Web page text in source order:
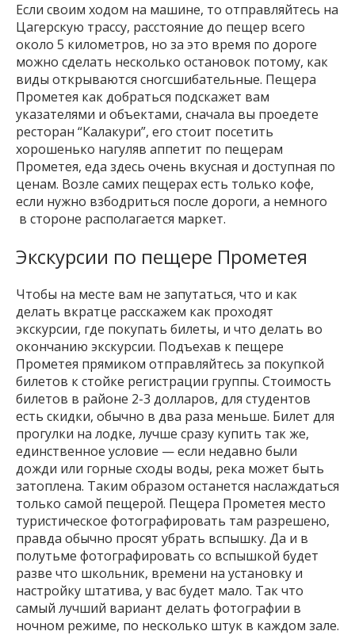
Если своим ходом на машине, то отправляйтесь на
Цагерскую трассу, расстояние до пещер всего
около 5 километров, но за это время по дороге
можно сделать несколько остановок потому, как
виды открываются сногсшибательные. Пещера
Прометея как добраться подскажет вам
указателями и объектами, сначала вы проедете
ресторан “Калакури”, его стоит посетить
хорошенько нагуляв аппетит по пещерам
Прометея, еда здесь очень вкусная и доступная по
ценам. Возле самих пещерах есть только кофе,
если нужно взбодриться после дороги, а немного
в стороне располагается маркет.
Экскурсии по пещере Прометея
Чтобы на месте вам не запутаться, что и как
делать вкратце расскажем как проходят
экскурсии, где покупать билеты, и что делать во
окончанию экскурсии. Подъехав к пещере
Прометея прямиком отправляйтесь за покупкой
билетов к стойке регистрации группы. Стоимость
билетов в районе 2-3 долларов, для студентов
есть скидки, обычно в два раза меньше. Билет для
прогулки на лодке, лучше сразу купить так же,
единственное условие — если недавно были
дожди или горные сходы воды, река может быть
затоплена. Таким образом останется наслаждаться
только самой пещерой. Пещера Прометея место
туристическое фотографировать там разрешено,
правда обычно просят убрать вспышку. Да и в
полутьме фотографировать со вспышкой будет
разве что школьник, времени на установку и
настройку штатива, у вас будет мало. Так что
самый лучший вариант делать фотографии в
ночном режиме, по несколько штук в каждом зале.